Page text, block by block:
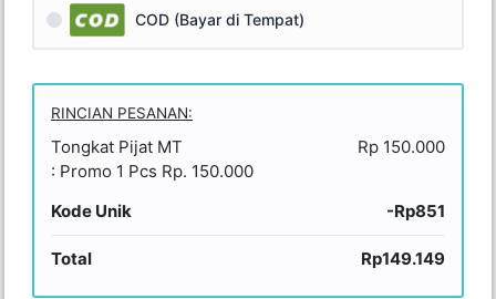
COD (Bayar di Tempat)
RINCIAN PESANAN:
Tongkat Pijat MT
: Promo 1 Pcs Rp. 150.000
Rp 150.000
Kode Unik -Rp851
Total Rp149.149